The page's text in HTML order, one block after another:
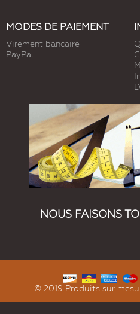
MODES DE PAIEMENT
Virement bancaire
PayPal
NOUS FAISONS
© 2019 Produits sur